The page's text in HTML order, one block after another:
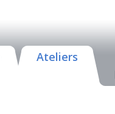
Ateliers